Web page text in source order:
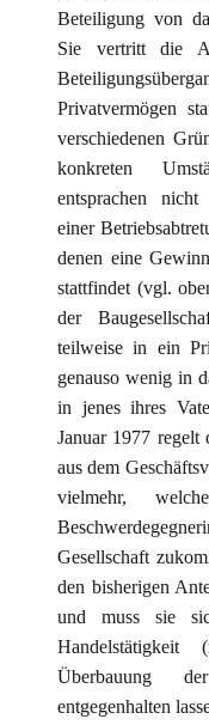
Beteiligung von
Sie vertritt die
Privatvermögen
verschiedenen
konkreten
entsprachen nicht
einer
denen eine
stattfindet (vgl.
der
teilweise in ein
genauso wenig in
in jenes ihres
Januar 1977 regelt
aus dem
vielmehr,
Gesellschaft
den bisherigen
und muss sie
Überbauung
entgegenhalten